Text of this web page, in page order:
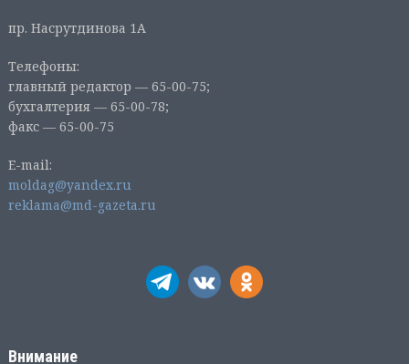
пр. Насрутдинова 1А
Телефоны:
главный редактор — 65-00-75;
бухгалтерия — 65-00-78;
факс — 65-00-75
E-mail:
moldag@yandex.ru
reklama@md-gazeta.ru
Внимание